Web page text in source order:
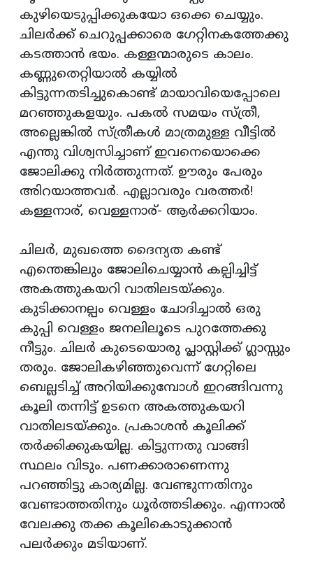
കുഴിയെടുപ്പിക്കുകയോ ഒക്കെ ചെയ്യും.
ചിലര്‍ക്ക് ചെറുപ്പക്കാരെ ഗേറ്റിനകത്തേക്കു
കടത്താന്‍ ഭയം. കള്ളന്മാരുടെ കാലം.
കണ്ണുതെറ്റിയാല്‍ കയ്യില്‍
കിട്ടുന്നതടിച്ചുകൊണ്ട് മായാവിയെപ്പോലെ
മറഞ്ഞുകളയും. പകല്‍ സമയം സ്ത്രീ,
അല്ലെങ്കില്‍ സ്ത്രീകള്‍ മാത്രമുള്ള വീട്ടില്‍
എന്തു വിശ്വസിച്ചാണ് ഇവനെയൊക്കെ
ജോലിക്കു നിര്‍ത്തുന്നത്. ഊരും പേരും
അിറയാത്തവര്‍. എല്ലാവരും വരത്തര്‍!
കള്ളനാര്, വെള്ളനാര്- ആര്‍ക്കറിയാം.
ചിലര്‍, മുഖത്തെ ദൈന്യത കണ്ട്
എന്തെങ്കിലും ജോലിചെയ്യാന്‍ കല്പിച്ചിട്ട്
അകത്തുകയറി വാതിലടയ്ക്കും.
കുടിക്കാനല്പം വെള്ളം ചോദിച്ചാല്‍ ഒരു
കുപ്പി വെള്ളം ജനലിലൂടെ പുറത്തേക്കു
നീട്ടും. ചിലര്‍ കുടെയൊരു പ്ലാസ്റ്റിക്ക് ഗ്ലാസ്സും
തരും. ജോലികഴിഞ്ഞുവെന്ന് ഗേറ്റിലെ
ബെല്ലടിച്ച് അറിയിക്കുമ്പോള്‍ ഇറങ്ങിവന്നു
കൂലി തന്നിട്ട് ഉടനെ അകത്തുകയറി
വാതിലടയ്ക്കും. പ്രകാശന്‍ കൂലിക്ക്
തര്‍ക്കിക്കുകയില്ല. കിട്ടുന്നതു വാങ്ങി
സ്ഥലം വിടും. പണക്കാരാണെന്നു
പറഞ്ഞിട്ടു കാര്യമില്ല. വേണ്ടുന്നതിനും
വേണ്ടാത്തതിനും ധൂര്‍ത്തടിക്കും. എന്നാല്‍
വേലക്കു തക്ക കൂലികൊടുക്കാന്‍
പലര്‍ക്കും മടിയാണ്.